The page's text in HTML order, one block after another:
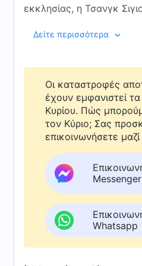
εκκλησίας, η Τσανγκ
υποβλήθηκαν σε
00:20 Σημαντικά
θανάτου
14:30 Η Τσενγκ
μέχρι θανάτου
26:29 Η Τσεν Λου,
ανάκριση υψηλής
33:53 Τελικές
Δείτε περισσότερα
Οι καταστροφές
έχουν εμφανιστεί
Κυρίου. Πώς
τον Κύριο; Σας
επικοινωνήσετε
Messenger
Whatsapp